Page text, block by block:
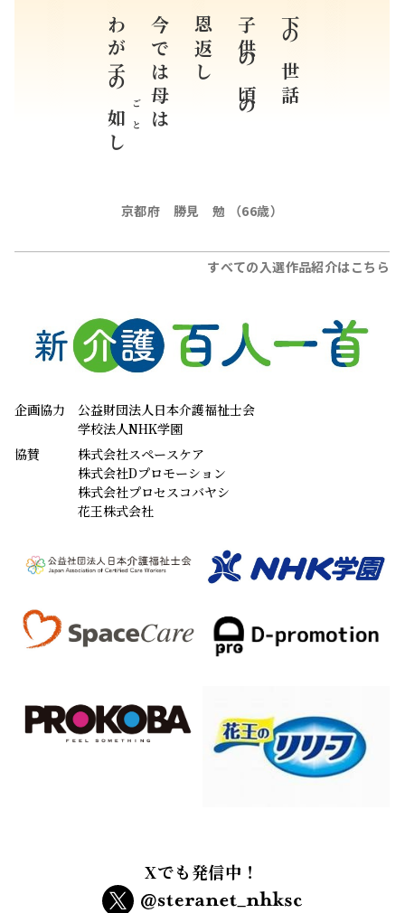
下の世話
子供の頃の
恩返し
今では母は
わが子の
如 ごと
し
京都府 勝見 勉 （66歳）
すべての入選作品紹介はこちら
企画協力
公益財団法人日本介護福祉士会
学校法人NHK学園
協賛
株式会社スペースケア
株式会社Dプロモーション
株式会社プロセスコバヤシ
花王株式会社
Xでも発信中！